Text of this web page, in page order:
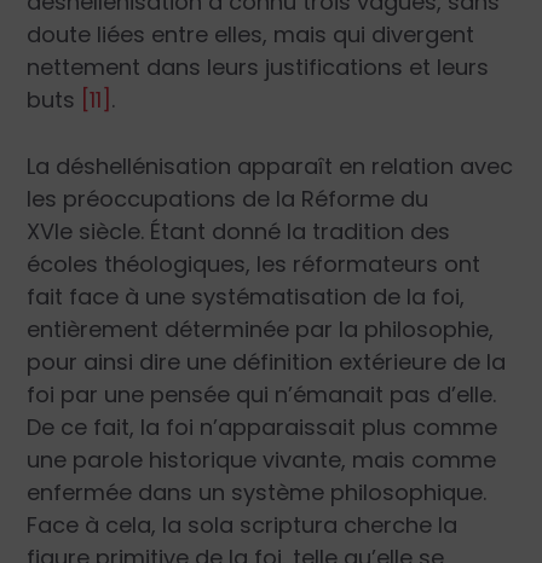
doute liées entre elles, mais qui divergent
nettement dans leurs justifications et leurs
buts [11] .
La déshellénisation apparaît en relation avec
les préoccupations de la Réforme du
XVIe siècle. Étant donné la tradition des
écoles théologiques, les réformateurs ont
fait face à une systématisation de la foi,
entièrement déterminée par la philosophie,
pour ainsi dire une définition extérieure de la
foi par une pensée qui n’émanait pas d’elle.
De ce fait, la foi n’apparaissait plus comme
une parole historique vivante, mais comme
enfermée dans un système philosophique.
Face à cela, la sola scriptura cherche la